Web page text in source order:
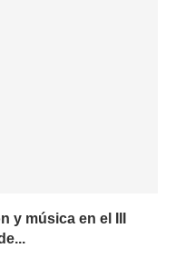
y música en el III